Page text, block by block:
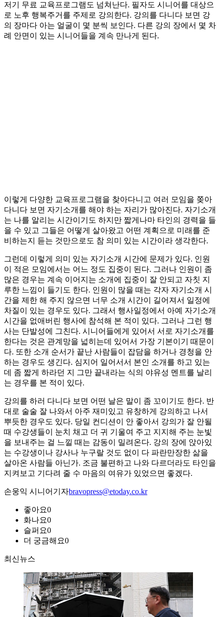
저기 무료 교육프로그램도 넘쳐난다. 필자도 시니어를 대상으
로 노후 행복주거를 주제로 강의한다. 강의를 다니다 보면 강
의 장마다 아는 얼굴이 몇 분씩 보인다. 다른 강의 장에서 몇 차
례 안면이 있는 시니어들을 계속 만나게 된다.
이렇게 다양한 교육프로그램을 찾아다니고 여러 모임을 쫒아
다니다 보면 자기소개를 해야 하는 자리가 많아진다. 자기소개
는 나를 알리는 시간이기도 하지만 짧게나마 타인의 경력을 들
을 수 있고 그들은 어떻게 살아왔고 어떤 계획으로 미래를 준
비하는지 듣는 것만으로도 참 의미 있는 시간이라 생각한다.
그런데 이렇게 의미 있는 자기소개 시간에 문제가 있다. 인원
이 적은 모임에서는 어느 정도 집중이 된다. 그러나 인원이 좀
많은 경우는 계속 이어지는 소개에 집중이 잘 안되고 자칫 지
루한 느낌이 들기도 한다. 인원이 많을 때는 각자 자기소개 시
간을 제한 해 주지 않으면 너무 소개 시간이 길어져서 일정에
차질이 있는 경우도 있다. 그래서 행사일정에서 아예 자기소개
시간을 없애버린 행사에 참석해 본 적이 있다. 그러나 그런 행
사는 단발성에 그친다. 시니어들에게 있어서 서로 자기소개를
한다는 것은 관계망을 넓히는데 있어서 가장 기본이기 때문이
다. 또한 소개 순서가 끝난 사람들이 잡담을 하거나 경청을 안
하는 경우도 생긴다. 심지어 일어서서 본인 소개를 하고 있는
데 좀 짧게 하라던 지 그만 끝내라는 식의 야유성 멘트를 날리
는 경우를 본 적이 있다.
강의를 하러 다니다 보면 어떤 날은 말이 좀 꼬이기도 한다. 반
대로 술술 잘 나와서 아주 재미있고 유창하게 강의하고 나서
뿌듯한 경우도 있다. 당일 컨디션이 안 좋아서 강의가 잘 안될
때 수강생들이 눈치 채고 더 귀 기울여 주고 지지해 주는 눈빛
을 보내주는 걸 느낄 때는 감동이 밀려온다. 강의 장에 앉아있
는 수강생이나 강사나 누구랄 것도 없이 다 파란만장한 삶을
살아온 사람들 아닌가. 조금 불편하고 나와 다르더라도 타인을
지켜보고 기다려 줄 수 마음의 여유가 있었으면 좋겠다.
손웅익 시니어기자bravopress@etoday.co.kr
좋아요0
화나요0
슬퍼요0
더 궁금해요0
최신뉴스